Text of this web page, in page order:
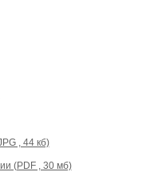
, 44 кб)
(PDF , 30 мб)